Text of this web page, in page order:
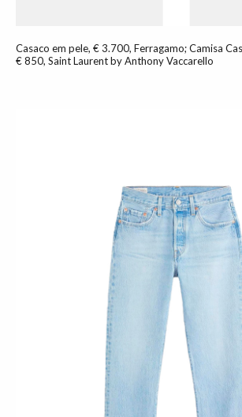
Casaco em pele, € 3.700, Ferragamo; Camisa
€ 850, Saint Laurent by Anthony Vaccarello